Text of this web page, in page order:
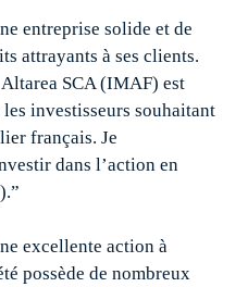
entreprise solide et de
attrayants à ses clients.
SCA (IMAF) est
investisseurs souhaitant
français. Je
dans l’action en
excellente action à
possède de nombreux